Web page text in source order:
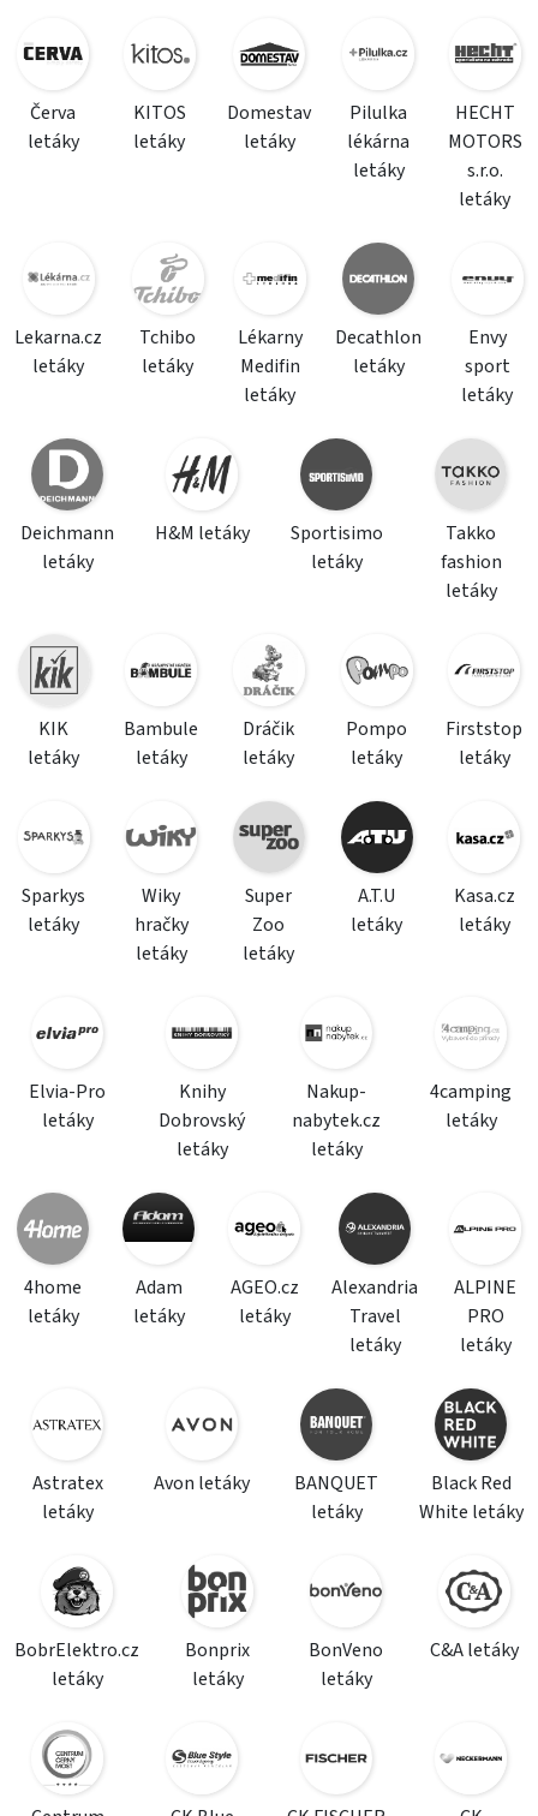
Červa
letáky
KITOS
letáky
Domestav
letáky
Pilulka
lékárna
letáky
HECHT
MOTORS
s.r.o.
letáky
Lekarna.cz
letáky
Tchibo
letáky
Lékarny
Medifin
letáky
Decathlon
letáky
Envy
sport
letáky
Deichmann
letáky
H&M letáky
Sportisimo
letáky
Takko
fashion
letáky
KIK
letáky
Bambule
letáky
Dráčik
letáky
Pompo
letáky
Firststop
letáky
Sparkys
letáky
Wiky
hračky
letáky
Super
Zoo
letáky
A.T.U
letáky
Kasa.cz
letáky
Elvia-Pro
letáky
Knihy
Dobrovský
letáky
Nakup-
nabytek.cz
letáky
4camping
letáky
4home
letáky
Adam
letáky
AGEO.cz
letáky
Alexandria
Travel
letáky
ALPINE
PRO
letáky
Astratex
letáky
Avon letáky
BANQUET
letáky
Black Red
White letáky
BobrElektro.cz
letáky
Bonprix
letáky
BonVeno
letáky
C&A letáky